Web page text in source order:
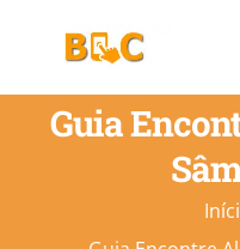
o
conteúdoGuia